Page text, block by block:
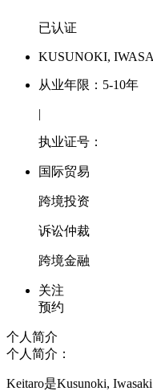
已认证
KUSUNOKI,
从业年限：5-10年
|
执业证号：
国际贸易
跨境投资
诉讼仲裁
跨境金融
关注
预约
个人简介
个人简介：
Keitaro是Kusunoki,